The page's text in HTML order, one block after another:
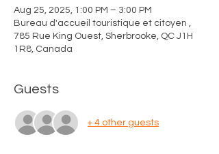
Aug 25, 2025, 1:00 PM – 3:00 PM
Bureau d'accueil touristique et citoyen ,
785 Rue King Ouest, Sherbrooke, QC J1H
1R8, Canada
Guests
+ 4 other guests